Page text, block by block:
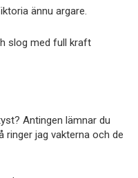
ännu argare.
slog med full kraft
Antingen lämnar du
ringer jag vakterna och de